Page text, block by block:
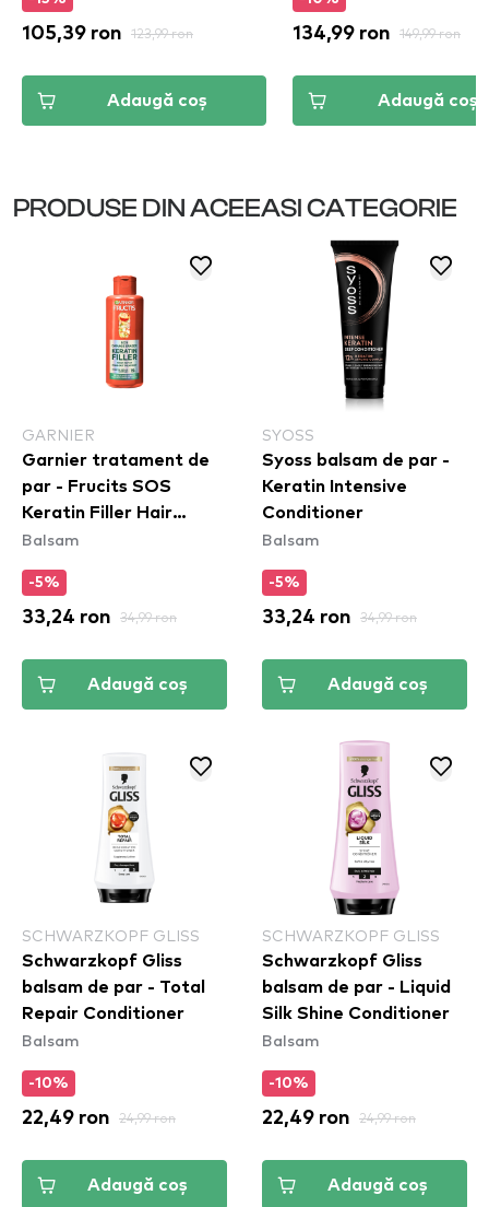
105,39 ron 123,99 ron
Adaugă coș
134,99 ron 149,99 ron
Adaugă coș
PRODUSE DIN ACEEASI CATEGORIE
GARNIER
Garnier tratament de
par - Frucits SOS
Keratin Filler Hair
Treatment
Balsam
-5%
33,24 ron 34,99 ron
Adaugă coș
SYOSS
Syoss balsam de par -
Keratin Intensive
Conditioner
Balsam
-5%
33,24 ron 34,99 ron
Adaugă coș
SCHWARZKOPF GLISS
Schwarzkopf Gliss
balsam de par - Total
Repair Conditioner
Balsam
-10%
22,49 ron 24,99 ron
Adaugă coș
SCHWARZKOPF GLISS
Schwarzkopf Gliss
balsam de par - Liquid
Silk Shine Conditioner
Balsam
-10%
22,49 ron 24,99 ron
Adaugă coș